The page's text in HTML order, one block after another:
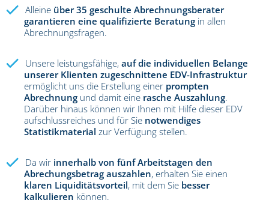
Alleine über 35 geschulte Abrechnungsberater
garantieren eine qualifizierte Beratung in allen
Abrechnungsfragen.
Unsere leistungsfähige, auf die individuellen Belange
unserer Klienten zugeschnittene EDV-Infrastruktur
ermöglicht uns die Erstellung einer prompten
Abrechnung und damit eine rasche Auszahlung.
Darüber hinaus können wir Ihnen mit Hilfe dieser EDV
aufschlussreiches und für Sie notwendiges
Statistikmaterial zur Verfügung stellen.
Da wir innerhalb von fünf Arbeitstagen den
Abrechungsbetrag auszahlen, erhalten Sie einen
klaren Liquiditätsvorteil, mit dem Sie besser
kalkulieren können.